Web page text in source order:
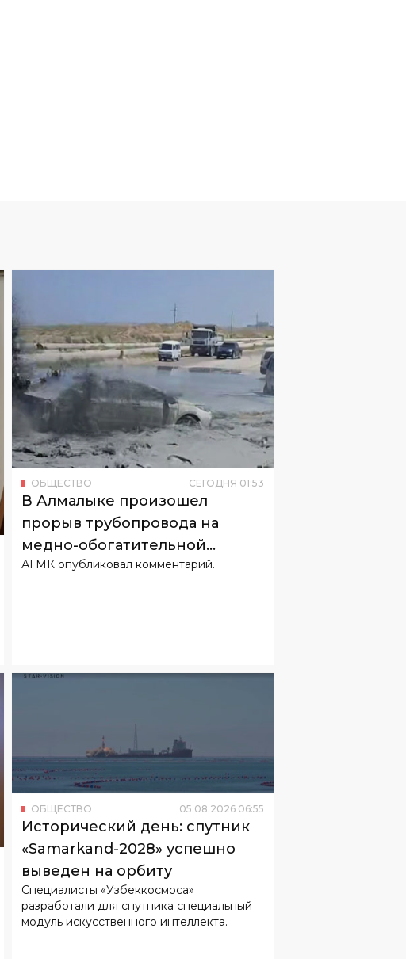
ОБЩЕСТВО СЕГОДНЯ 01:53
В Алмалыке произошел
прорыв трубопровода на
медно-обогатительной
фабрике
АГМК опубликовал комментарий.
ОБЩЕСТВО 05.08.2026 06:55
Исторический день: спутник
«Samarkand-2028» успешно
выведен на орбиту
Специалисты «Узбеккосмоса»
разработали для спутника специальный
модуль искусственного интеллекта.